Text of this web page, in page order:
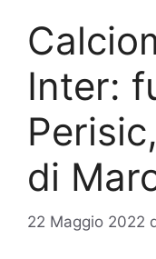
Inter:
di
22 Maggio 2022